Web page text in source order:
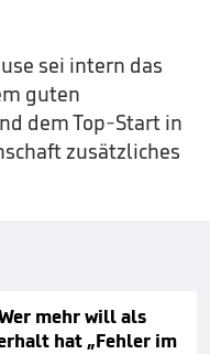
sei intern das
guten
dem Top-Start in
zusätzliches
mehr will als
hat „Fehler im